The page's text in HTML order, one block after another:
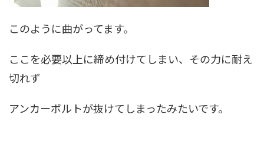
このように曲がってます。
ここを必要以上に締め付けてしまい、その力に耐え
切れず
アンカーボルトが抜けてしまったみたいです。